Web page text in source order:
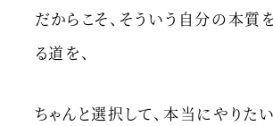
だからこそ、そういう自分の本質
る道を、
ちゃんと選択して、本当にやりた